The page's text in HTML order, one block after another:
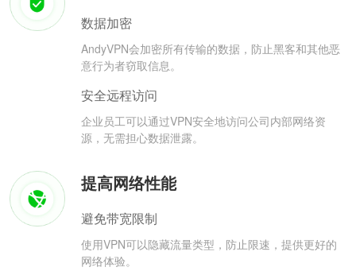
数据加密
AndyVPN会加密所有传输的数据，防止黑客和其他恶
意行为者窃取信息。
安全远程访问
企业员工可以通过VPN安全地访问公司内部网络资
源，无需担心数据泄露。
提高网络性能
避免带宽限制
使用VPN可以隐藏流量类型，防止限速，提供更好的
网络体验。